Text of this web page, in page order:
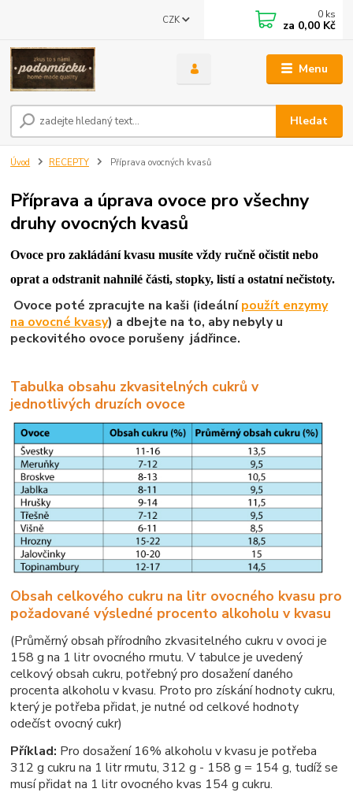
Menu
CZK
Hledat
0 ks
za 0,00 Kč
Úvod RECEPTY Příprava ovocných kvasů
Příprava a úprava ovoce pro všechny
druhy ovocných kvasů
Ovoce pro zakládání kvasu musíte vždy ručně očistit nebo
oprat a odstranit nahnilé části, stopky, listí a ostatní nečistoty.
Ovoce poté zpracujte na kaši (ideálnípoužít enzymy
na ovocné kvasy) a dbejte na to, aby nebyly u
peckovitého ovoce porušeny jádřince.
Tabulka obsahu zkvasitelných cukrů v
jednotlivých druzích ovoce
Obsah celkového cukru na litr ovocného kvasu pro
požadované výsledné procento alkoholu v kvasu
(Průměrný obsah přírodního zkvasitelného cukru v ovoci je
158 g na 1 litr ovocného rmutu. V tabulce je uvedený
celkový obsah cukru, potřebný pro dosažení daného
procenta alkoholu v kvasu. Proto pro získání hodnoty cukru,
který je potřeba přidat, je nutné od celkové hodnoty
odečíst ovocný cukr)
Příklad: Pro dosažení 16% alkoholu v kvasu je potřeba
312 g cukru na 1 litr rmutu, 312 g - 158 g = 154 g, tudíž se
musí přidat na 1 litr ovocného kvas 154 g cukru.